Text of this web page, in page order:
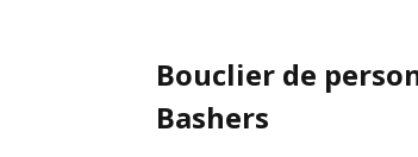
Bouclier de
Bashers